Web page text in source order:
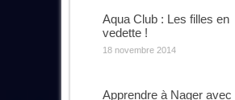
Aqua Club : Les filles en
vedette !
18 novembre 2014
Apprendre à Nager avec